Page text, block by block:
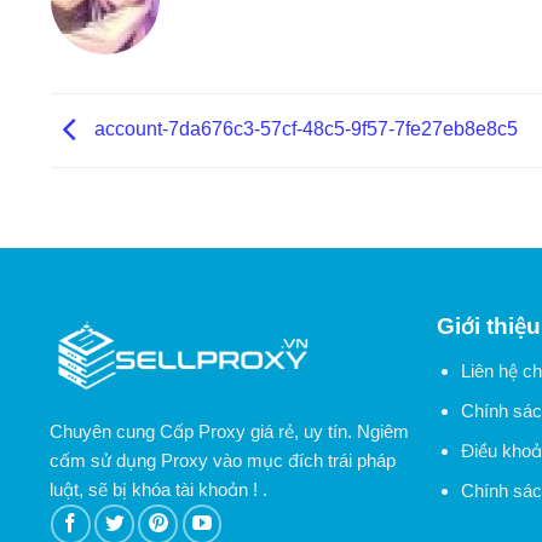
account-7da676c3-57cf-48c5-9f57-7fe27eb8e8c5
Chuyên cung Cấp Proxy giá rẻ, uy tín. Ngiêm
cấm sử dụng Proxy vào mục đích trái pháp
luật, sẽ bị khóa tài khoản ! .
Giới thiệu
Liên hệ
Chính
Điều
Chính